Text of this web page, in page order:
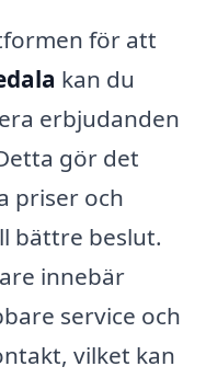
för att
kan du
erbjudanden
gör det
priser och
bättre beslut.
innebär
service och
vilket kan